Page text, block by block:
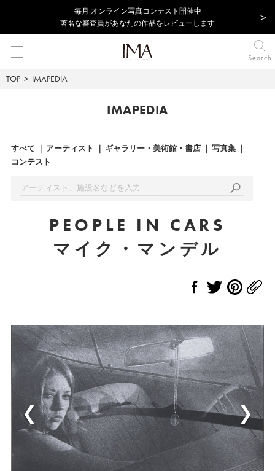
毎⽉ オンライン写真コンテスト開催中
著名な審査員があなたの作品をレビューします
Search
TOP IMAPEDIA
IMAPEDIA
すべて アーティスト ギャラリー・美術館・書店
写真集
コンテスト
PEOPLE IN CARS
マイク・マンデル